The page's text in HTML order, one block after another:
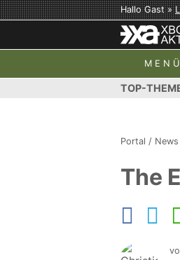
Hallo Gast »
MENÜ
TOP-
Portal / News
The